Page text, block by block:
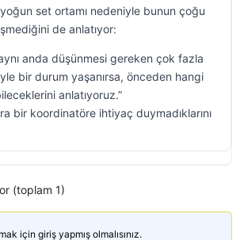
set ortamı nedeniyle bunun çoğu
de anlatıyor:
anda düşünmesi gereken çok fazla
bir durum yaşanırsa, önceden hangi
anlatıyoruz.”
bir koordinatöre ihtiyaç duymadıklarını
(toplam 1)
için giriş yapmış olmalısınız.